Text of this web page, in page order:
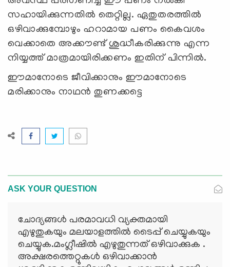
സഹായിക്കുന്നതിൽ തെറ്റില്ല. ഏതുതരത്തിൽ
ഒഴിവാക്കുമ്പോഴും ഹറാമായ പണം കൈവശം
വെക്കാതെ അക്കൗണ്ട് ശുദ്ധീകരിക്കുന്നു എന്ന
നിയ്യത്ത് മാത്രമായിരിക്കണം ഇതിന് പിന്നിൽ.
ഈമാനോടെ ജീവിക്കാനും ഈമാനോടെ
മരിക്കാനും നാഥന്‍ തുണക്കട്ടെ
ASK YOUR QUESTION
ചോദ്യങ്ങള്‍ പരമാവധി വ്യക്തമായി
എഴുതുകയും മലയാളത്തില്‍ ടൈപ്പ് ചെയ്യുകയും
ചെയ്യുക.മംഗ്ലീഷില്‍ എഴുതുന്നത് ഒഴിവാക്കുക .
അക്ഷരത്തെറ്റുകള്‍ ഒഴിവാക്കാന്‍